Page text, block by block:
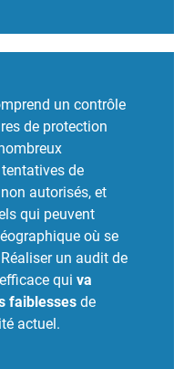
un contrôle
de protection
de
autorisés, et
qui peuvent
où se
un audit de
quiva
faiblessesde
actuel.